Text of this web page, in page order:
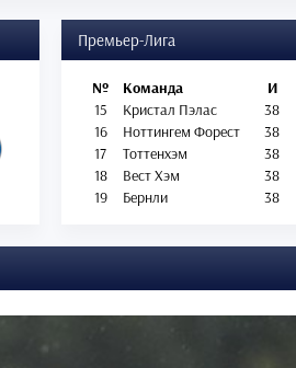
Премьер-Лига
№ Команда И
15
Кристал Пэлас 38
16
Ноттингем Форест 38
17
Тоттенхэм 38
18
Вест Хэм 38
19
Бернли 38